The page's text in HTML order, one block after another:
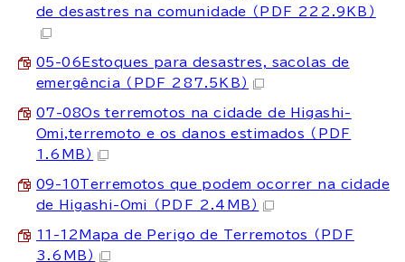
de desastres na comunidade （PDF 222.9KB）
05-06Estoques para desastres, sacolas de
emergência （PDF 287.5KB）
07-08Os terremotos na cidade de Higashi-
Omi,terremoto e os danos estimados （PDF
1.6MB）
09-10Terremotos que podem ocorrer na cidade
de Higashi-Omi
（PDF 2.4MB）
11-12Mapa de Perigo de Terremotos
（PDF
3.6MB）